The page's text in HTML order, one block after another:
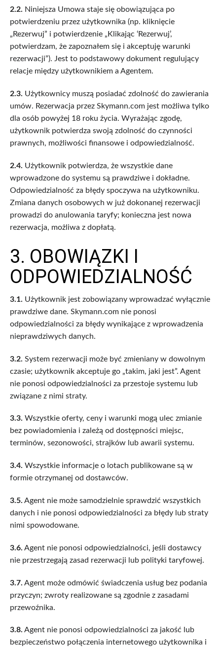
2.2. Niniejsza Umowa staje się obowiązująca po
potwierdzeniu przez użytkownika (np. kliknięcie
„Rezerwuj” i potwierdzenie „Klikając ‘Rezerwuj’,
potwierdzam, że zapoznałem się i akceptuję warunki
rezerwacji”). Jest to podstawowy dokument regulujący
relacje między użytkownikiem a Agentem.
2.3. Użytkownicy muszą posiadać zdolność do zawierania
umów. Rezerwacja przez Skymann.com jest możliwa tylko
dla osób powyżej 18 roku życia. Wyrażając zgodę,
użytkownik potwierdza swoją zdolność do czynności
prawnych, możliwości finansowe i odpowiedzialność.
2.4. Użytkownik potwierdza, że wszystkie dane
wprowadzone do systemu są prawdziwe i dokładne.
Odpowiedzialność za błędy spoczywa na użytkowniku.
Zmiana danych osobowych w już dokonanej rezerwacji
prowadzi do anulowania taryfy; konieczna jest nowa
rezerwacja, możliwa z dopłatą.
3. OBOWIĄZKI I
ODPOWIEDZIALNOŚĆ
3.1. Użytkownik jest zobowiązany wprowadzać wyłącznie
prawdziwe dane. Skymann.com nie ponosi
odpowiedzialności za błędy wynikające z wprowadzenia
nieprawdziwych danych.
3.2. System rezerwacji może być zmieniany w dowolnym
czasie; użytkownik akceptuje go „takim, jaki jest”. Agent
nie ponosi odpowiedzialności za przestoje systemu lub
związane z nimi straty.
3.3. Wszystkie oferty, ceny i warunki mogą ulec zmianie
bez powiadomienia i zależą od dostępności miejsc,
terminów, sezonowości, strajków lub awarii systemu.
3.4. Wszystkie informacje o lotach publikowane są w
formie otrzymanej od dostawców.
3.5. Agent nie może samodzielnie sprawdzić wszystkich
danych i nie ponosi odpowiedzialności za błędy lub straty
nimi spowodowane.
3.6. Agent nie ponosi odpowiedzialności, jeśli dostawcy
nie przestrzegają zasad rezerwacji lub polityki taryfowej.
3.7. Agent może odmówić świadczenia usług bez podania
przyczyn; zwroty realizowane są zgodnie z zasadami
przewoźnika.
3.8. Agent nie ponosi odpowiedzialności za jakość lub
bezpieczeństwo połączenia internetowego użytkownika i